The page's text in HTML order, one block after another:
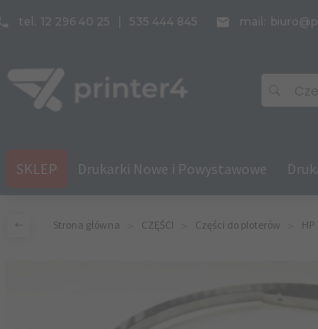
tel. 12 296 40 25 535 444 845 mail:
SKLEP Drukarki Nowe i Powystawowe
Strona główna CZĘŚCI Części do ploterów HP